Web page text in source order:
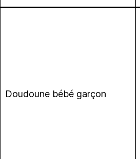
Doudoune bébé garçon